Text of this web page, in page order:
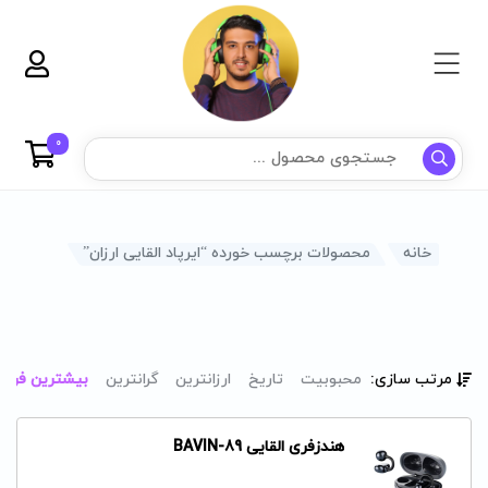
0
خانه محصولات برچسب خورده “ایرپاد القایی ارزان”
مرتب سازی: محبوبیت تاریخ ارزانترین گرانترین بیشترین
هندزفری القایی BAVIN-89